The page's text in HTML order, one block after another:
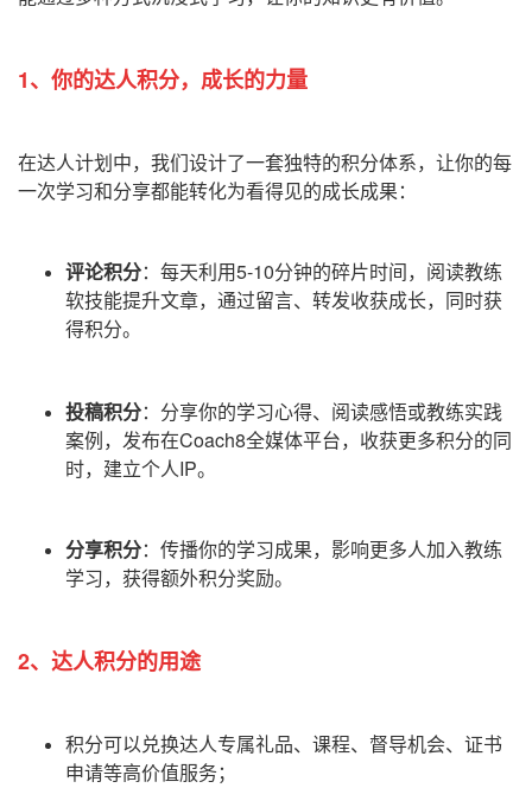
1、你的达人积分，成长的力量
在达人计划中，我们设计了一套独特的积分体系，让你的每
一次学习和分享都能转化为看得见的成长成果：
评论积分：每天利用5-10分钟的碎片时间，阅读教练
软技能提升文章，通过留言、转发收获成长，同时获
得积分。
投稿积分：分享你的学习心得、阅读感悟或教练实践
案例，发布在Coach8全媒体平台，收获更多积分的同
时，建立个人IP。
分享积分：传播你的学习成果，影响更多人加入教练
学习，获得额外积分奖励。
2、达人积分的用途
积分可以兑换达人专属礼品、课程、督导机会、证书
申请等高价值服务；